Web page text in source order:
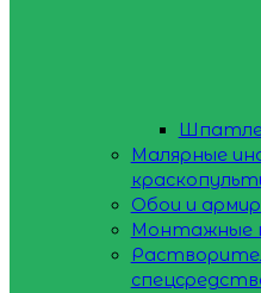
Малярные
Обои и
Монтажные